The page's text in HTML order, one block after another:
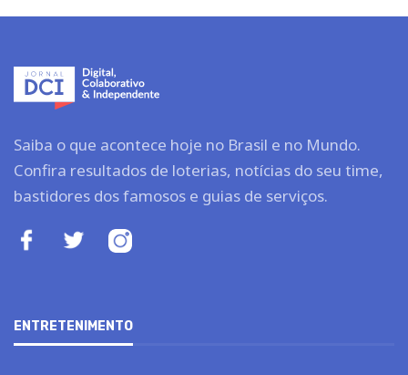
Saiba o que acontece hoje no Brasil e no Mundo.
Confira resultados de loterias, notícias do seu time,
bastidores dos famosos e guias de serviços.
ENTRETENIMENTO